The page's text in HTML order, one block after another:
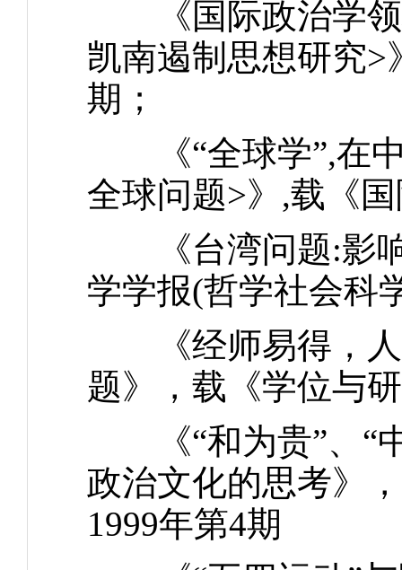
《国际政治学领
凯南遏制思想研究>
期；
《“全球学”,在
全球问题>》,载《
《台湾问题:影响
学学报(哲学社会科
《经师易得，人
题》，载《学位与
《“和为贵”、“
政治文化的思考》
1999年第4期